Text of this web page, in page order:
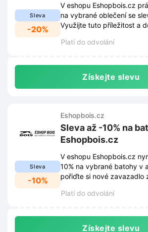
Sleva
-20%
V eshopu Eshopbois.cz
na vybrané oblečení se
Využijte tuto příležitost a
Platí do odvolání
Získejte slevu
Sleva
-10%
Eshopbois.cz
Sleva až -10% na
Eshopbois.cz
V eshopu Eshopbois.cz
10% na vybrané batohy v
pořiďte si nové zavazadlo
Platí do odvolání
Získejte slevu